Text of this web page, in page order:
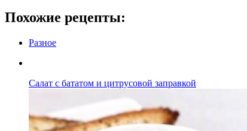
Похожие рецепты:
Разное
Салат с бататом и цитрусовой заправкой